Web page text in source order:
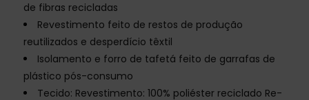
de fibras recicladas
Revestimento feito de restos de produção
reutilizados e desperdício têxtil
Isolamento e forro de tafetá feito de garrafas de
plástico pós-consumo
Tecido: Revestimento: 100% poliéster reciclado Re-